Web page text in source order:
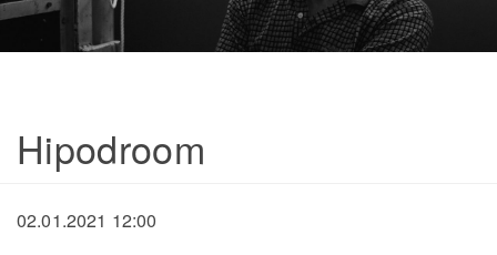
Hipodroom
02.01.2021 12:00